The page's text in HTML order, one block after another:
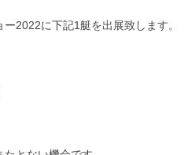
2022に下記1艇を出展致します。